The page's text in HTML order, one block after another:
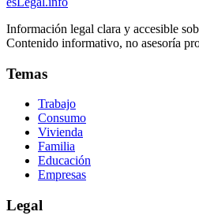
Información legal clara y accesible
Contenido informativo, no asesoría
Temas
Trabajo
Consumo
Vivienda
Familia
Educación
Empresas
Legal